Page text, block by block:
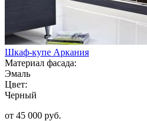
Шкаф-купе Аркания
Материал фасада:
Эмаль
Цвет:
Черный
от 45 000 руб.